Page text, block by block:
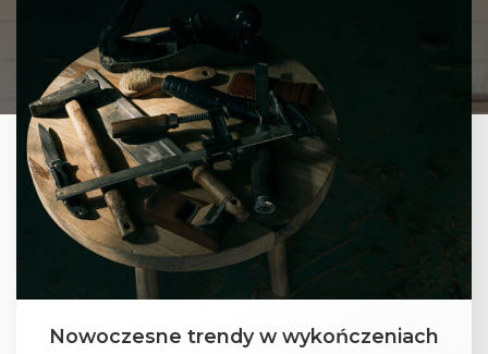
Nowoczesne trendy w wykończeniach